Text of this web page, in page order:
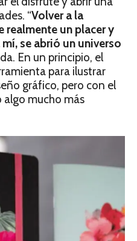
“Volver a la
un placer y
se abrió un universo
En un principio, el
para ilustrar
gráfico, pero con el
algo mucho más